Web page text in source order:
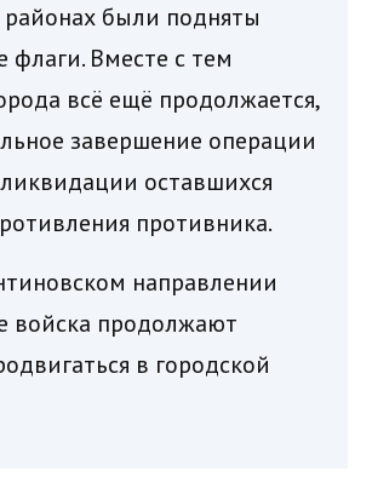
районах были подняты
флаги. Вместе с тем
всё ещё продолжается,
завершение операции
оставшихся
противника.
направлении
войска продолжают
в городской